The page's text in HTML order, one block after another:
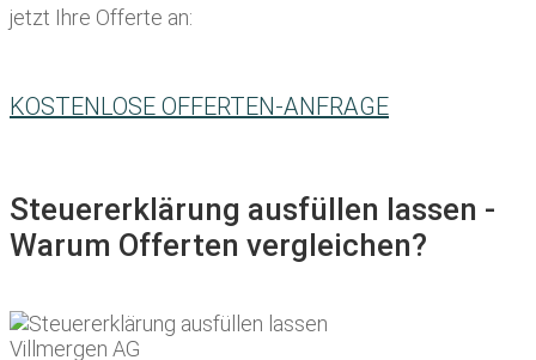
jetzt Ihre Offerte an:
KOSTENLOSE OFFERTEN-ANFRAGE
Steuererklärung ausfüllen lassen -
Warum Offerten vergleichen?